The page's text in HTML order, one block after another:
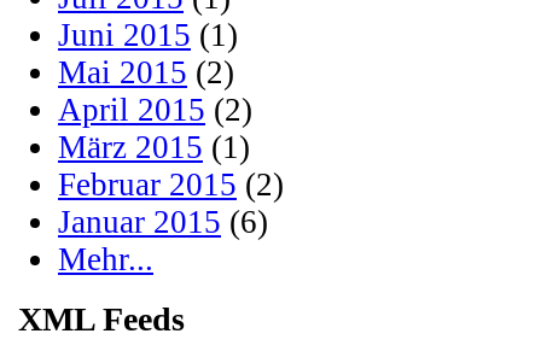
Juni 2015 (1)
Mai 2015 (2)
April 2015 (2)
März 2015 (1)
Februar 2015 (2)
Januar 2015 (6)
Mehr...
XML Feeds